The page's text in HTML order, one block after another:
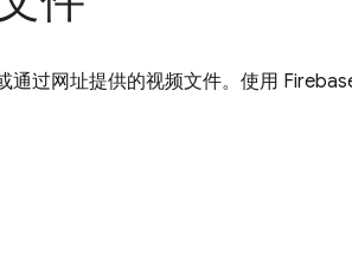
通过网址提供的视频文件。使用